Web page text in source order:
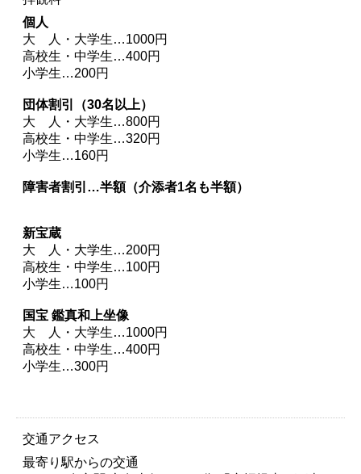
個人
大 人・大学生…1000円
高校生・中学生…400円
小学生…200円
団体割引（30名以上）
大 人・大学生…800円
高校生・中学生…320円
小学生…160円
障害者割引…半額（介添者1名も半額）
新宝蔵
大 人・大学生…200円
高校生・中学生…100円
小学生…100円
国宝 鑑真和上坐像
大 人・大学生…1000円
高校生・中学生…400円
小学生…300円
交通アクセス
最寄り駅からの交通